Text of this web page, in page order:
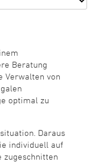
Beratung
Verwalten von
optimal zu
Daraus
individuell auf
zugeschnitten